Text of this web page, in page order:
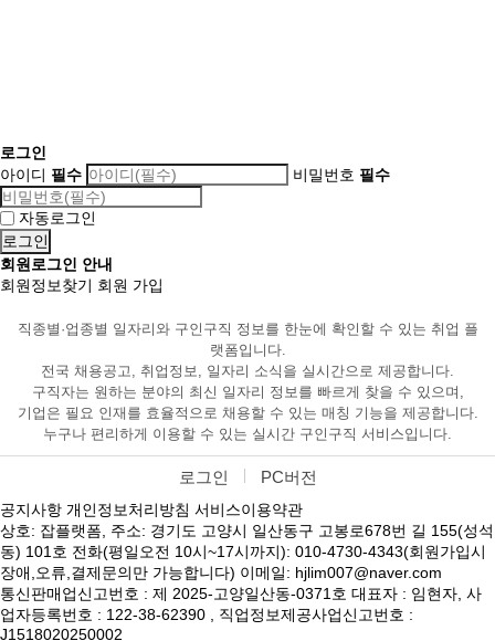
로그인
아이디 필수 비밀번호 필수
자동로그인
회원로그인 안내
회원정보찾기 회원 가입
직종별·업종별 일자리와 구인구직 정보를 한눈에 확인할 수 있는 취업 플
랫폼입니다.
전국 채용공고, 취업정보, 일자리 소식을 실시간으로 제공합니다.
구직자는 원하는 분야의 최신 일자리 정보를 빠르게 찾을 수 있으며,
기업은 필요 인재를 효율적으로 채용할 수 있는 매칭 기능을 제공합니다.
누구나 편리하게 이용할 수 있는 실시간 구인구직 서비스입니다.
로그인 PC버전
공지사항 개인정보처리방침 서비스이용약관
상호: 잡플랫폼, 주소: 경기도 고양시 일산동구 고봉로678번 길 155(성석
동) 101호 전화(평일오전 10시~17시까지): 010-4730-4343(회원가입시
장애,오류,결제문의만 가능합니다) 이메일: hjlim007@naver.com
통신판매업신고번호 : 제 2025-고양일산동-0371호 대표자 : 임현자, 사
업자등록번호 : 122-38-62390 , 직업정보제공사업신고번호 :
J1518020250002